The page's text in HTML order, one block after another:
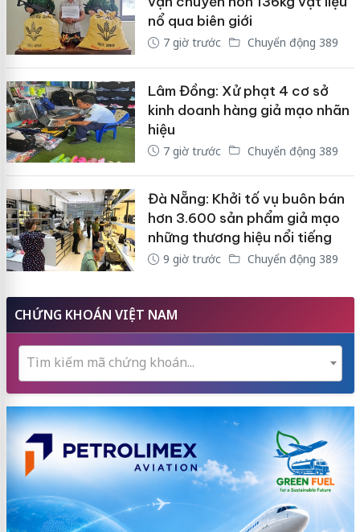
nổ qua biên giới
7 giờ trước Chuyển động 389
Lâm Đồng: Xử phạt 4 cơ sở
kinh doanh hàng giả mạo nhãn
hiệu
7 giờ trước Chuyển động 389
Đà Nẵng: Khởi tố vụ buôn bán
hơn 3.600 sản phẩm giả mạo
những thương hiệu nổi tiếng
9 giờ trước Chuyển động 389
CHỨNG KHOÁN VIỆT NAM
Tìm kiếm mã chứng khoán...